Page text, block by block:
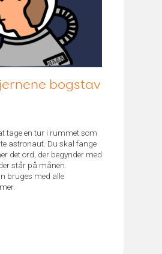
bogstav
tage en tur i rummet som
astronaut. Du skal fange
det ord, der begynder med
står på månen.
bruges med alle